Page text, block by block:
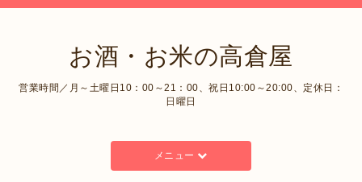
お酒・お米の高倉屋
営業時間／月～土曜日10：00～21：00、祝日10:00～20:00、定休日：
日曜日
メニュー